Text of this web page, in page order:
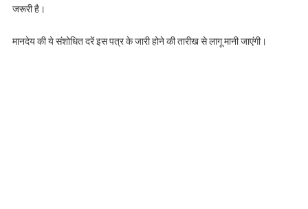
जरूरी है।
मानदेय की ये संशोधित दरें इस पत्र के जारी होने की तारीख से लागू मानी जाएंगी।